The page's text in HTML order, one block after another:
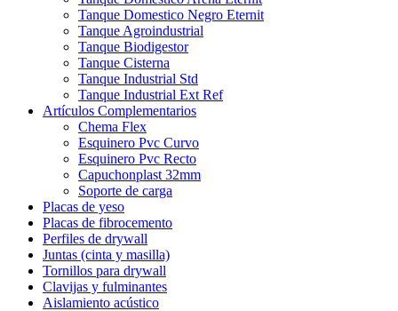
Tanque Domestico Negro Eternit
Tanque Agroindustrial
Tanque Biodigestor
Tanque Cisterna
Tanque Industrial Std
Tanque Industrial Ext Ref
Artículos Complementarios
Chema Flex
Esquinero Pvc Curvo
Esquinero Pvc Recto
Capuchonplast 32mm
Soporte de carga
Placas de yeso
Placas de fibrocemento
Perfiles de drywall
Juntas (cinta y masilla)
Tornillos para drywall
Clavijas y fulminantes
Aislamiento acústico